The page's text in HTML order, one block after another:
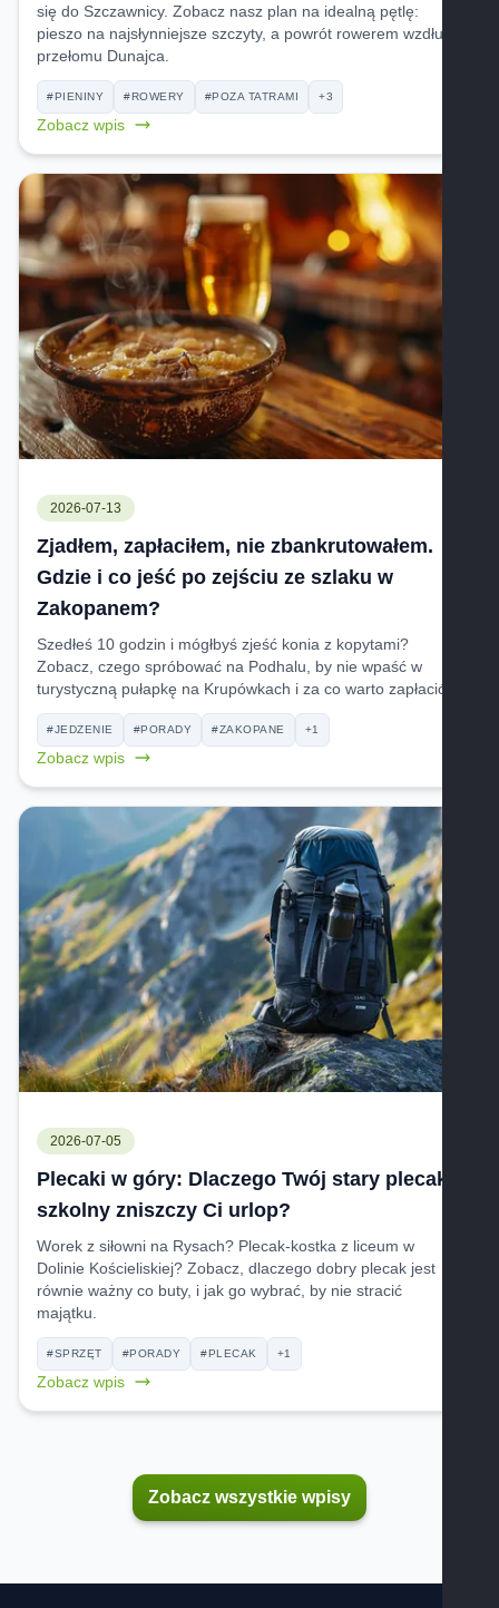
się do Szczawnicy. Zobacz nasz plan na idealną pętlę:
pieszo na najsłynniejsze szczyty, a powrót rowerem wzdłuż
przełomu Dunajca.
#PIENINY #ROWERY #POZA TATRAMI +3
Zobacz wpis
2026-07-13
Zjadłem, zapłaciłem, nie zbankrutowałem.
Gdzie i co jeść po zejściu ze szlaku w
Zakopanem?
Szedłeś 10 godzin i mógłbyś zjeść konia z kopytami?
Zobacz, czego spróbować na Podhalu, by nie wpaść w
turystyczną pułapkę na Krupówkach i za co warto zapłacić.
#JEDZENIE #PORADY #ZAKOPANE +1
Zobacz wpis
2026-07-05
Plecaki w góry: Dlaczego Twój stary plecak
szkolny zniszczy Ci urlop?
Worek z siłowni na Rysach? Plecak-kostka z liceum w
Dolinie Kościeliskiej? Zobacz, dlaczego dobry plecak jest
równie ważny co buty, i jak go wybrać, by nie stracić
majątku.
#SPRZĘT #PORADY #PLECAK +1
Zobacz wpis
Zobacz wszystkie wpisy